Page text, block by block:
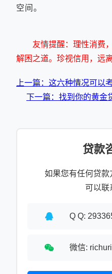
空间。
友情提醒：理性消费
解困之道。珍视信用，远
上一篇：这六种情况可以
下一篇：找到你的黄金
贷款
如果您有任何贷
可以联
Q Q:
微信: